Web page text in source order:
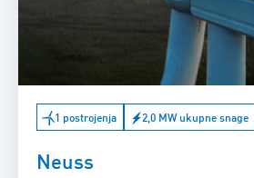
1 postrojenja 2,0 MW ukupne snage
Neuss